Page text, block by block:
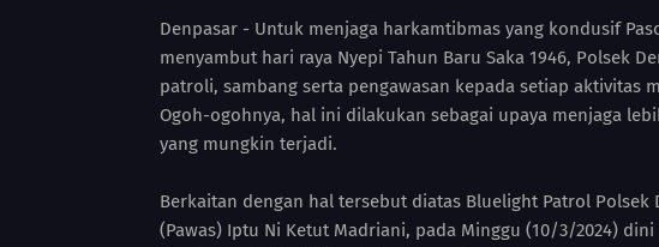
Denpasar - Untuk menjaga harkamtibmas yang kondusif
menyambut hari raya Nyepi Tahun Baru Saka 1946, Polsek
patroli, sambang serta pengawasan kepada setiap aktivitas
Ogoh-ogohnya, hal ini dilakukan sebagai upaya menjaga
yang mungkin terjadi.
Berkaitan dengan hal tersebut diatas Bluelight Patrol Polsek
(Pawas) Iptu Ni Ketut Madriani, pada Minggu (10/3/2024)